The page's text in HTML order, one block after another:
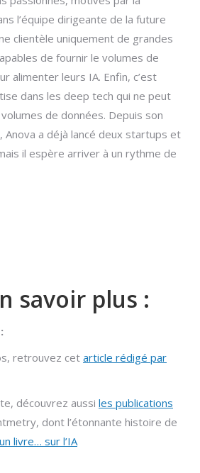
l’équipe dirigeante de la future
clientèle uniquement de grandes
de fournir le volumes de
alimenter leurs IA. Enfin, c’est
dans les deep tech qui ne peut
de données. Depuis son
Anova a déjà lancé deux startups et
il espère arriver à un rythme de
savoir plus :
retrouvez cet article rédigé par
découvrez aussi les publications
dont l’étonnante histoire de
livre… sur l’IA